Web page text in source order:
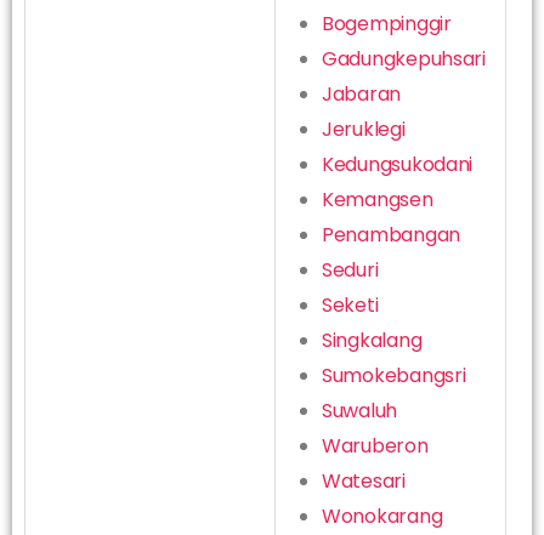
Bogempinggir
Gadungkepuhsari
Jabaran
Jeruklegi
Kedungsukodani
Kemangsen
Penambangan
Seduri
Seketi
Singkalang
Sumokebangsri
Suwaluh
Waruberon
Watesari
Wonokarang